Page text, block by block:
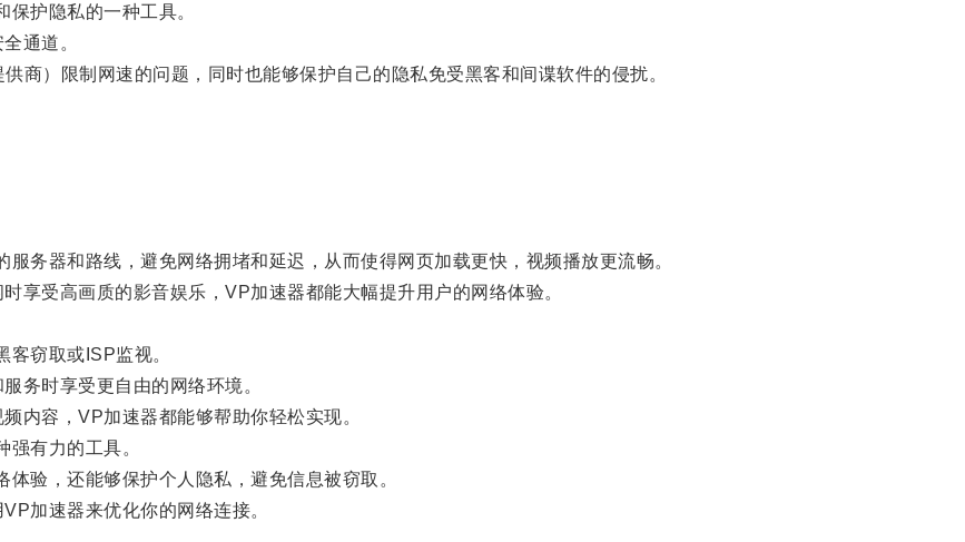
护隐私的一种工具。
通道。
）限制网速的问题，同时也能够保护自己的隐私免受黑客和间谍软件的侵扰。
器和路线，避免网络拥堵和延迟，从而使得网页加载更快，视频播放更流畅。
受高画质的影音娱乐，VP加速器都能大幅提升用户的网络体验。
窃取或ISP监视。
时享受更自由的网络环境。
容，VP加速器都能够帮助你轻松实现。
有力的工具。
验，还能够保护个人隐私，避免信息被窃取。
加速器来优化你的网络连接。